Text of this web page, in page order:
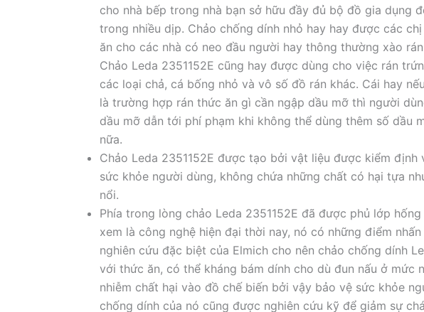
cho nhà bếp trong nhà bạn sở hữu đầy đủ bộ đồ gia dụng
trong nhiều dịp. Chảo chống dính nhỏ hay hay được các
ăn cho các nhà có neo đầu người hay thông thường xào
Chảo Leda 2351152E cũng hay được dùng cho việc rán
các loại chả, cá bống nhỏ và vô số đồ rán khác. Cái hay
là trường hợp rán thức ăn gì cần ngập dầu mỡ thì người
dầu mỡ dẫn tới phí phạm khi không thể dùng thêm số dầu
nữa.
Chảo Leda 2351152E được tạo bởi vật liệu được kiểm định
sức khỏe người dùng, không chứa những chất có hại tựa
nổi.
Phía trong lòng chảo Leda 2351152E đã được phủ lớp
xem là công nghệ hiện đại thời nay, nó có những điểm
nghiên cứu đặc biệt của Elmich cho nên chảo chống dính
với thức ăn, có thể kháng bám dính cho dù đun nấu ở mức
nhiễm chất hại vào đồ chế biến bởi vậy bảo vệ sức khỏe
chống dính của nó cũng được nghiên cứu kỹ để giảm sự